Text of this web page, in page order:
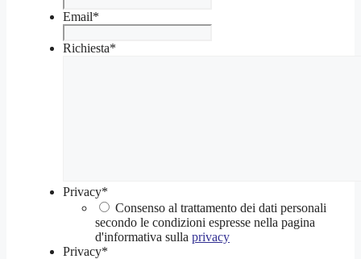
Email*
Richiesta*
Privacy*
Consenso al trattamento dei dati personali
secondo le condizioni espresse nella pagina
d'informativa sulla privacy
Privacy*